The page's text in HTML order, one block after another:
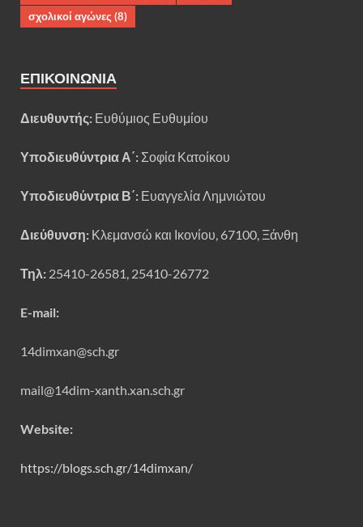
σχολικοί αγώνες (8)
ΕΠΙΚΟΙΝΩΝΊΑ
Διευθυντής: Ευθύμιος Ευθυμίου
Υποδιευθύντρια Α΄: Σοφία Κατοίκου
Υποδιευθύντρια Β΄: Ευαγγελία Λημνιώτου
Διεύθυνση: Κλεμανσώ και Ικονίου, 67100, Ξάνθη
Τηλ: 25410-26581, 25410-26772
E-mail:
14dimxan@sch.gr
mail@14dim-xanth.xan.sch.gr
Website:
https://blogs.sch.gr/14dimxan/